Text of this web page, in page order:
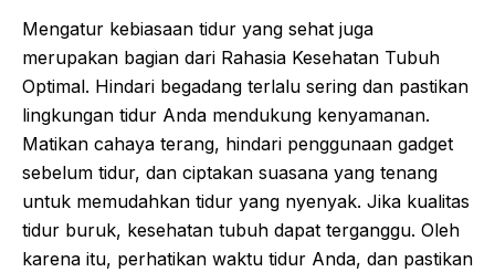
Mengatur kebiasaan tidur yang sehat juga
merupakan bagian dari Rahasia Kesehatan Tubuh
Optimal. Hindari begadang terlalu sering dan pastikan
lingkungan tidur Anda mendukung kenyamanan.
Matikan cahaya terang, hindari penggunaan gadget
sebelum tidur, dan ciptakan suasana yang tenang
untuk memudahkan tidur yang nyenyak. Jika kualitas
tidur buruk, kesehatan tubuh dapat terganggu. Oleh
karena itu, perhatikan waktu tidur Anda, dan pastikan